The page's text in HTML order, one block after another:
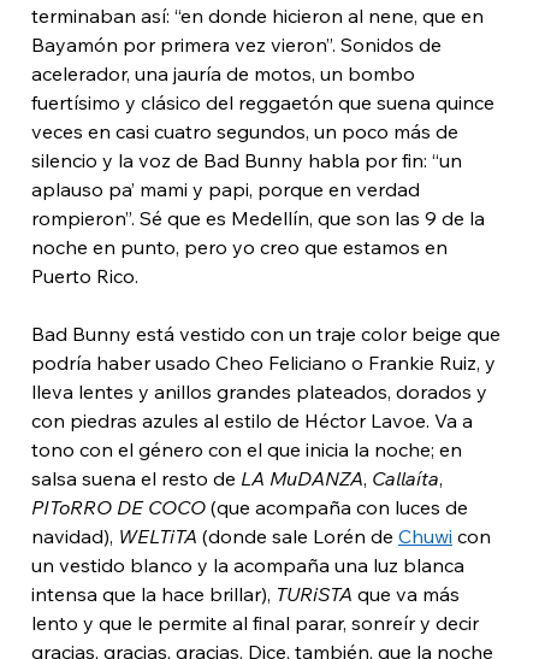
terminaban así: “en donde hicieron al nene, que en
Bayamón por primera vez vieron”. Sonidos de
acelerador, una jauría de motos, un bombo
fuertísimo y clásico del reggaetón que suena quince
veces en casi cuatro segundos, un poco más de
silencio y la voz de Bad Bunny habla por fin: “un
aplauso pa’ mami y papi, porque en verdad
rompieron”. Sé que es Medellín, que son las 9 de la
noche en punto, pero yo creo que estamos en
Puerto Rico.
Bad Bunny está vestido con un traje color beige que
podría haber usado Cheo Feliciano o Frankie Ruiz, y
lleva lentes y anillos grandes plateados, dorados y
con piedras azules al estilo de Héctor Lavoe. Va a
tono con el género con el que inicia la noche; en
salsa suena el resto de LA MuDANZA, Callaíta,
PIToRRO DE COCO (que acompaña con luces de
navidad), WELTiTA (donde sale Lorén de Chuwi con
un vestido blanco y la acompaña una luz blanca
intensa que la hace brillar), TURiSTA que va más
lento y que le permite al final parar, sonreír y decir
gracias, gracias, gracias. Dice, también, que la noche